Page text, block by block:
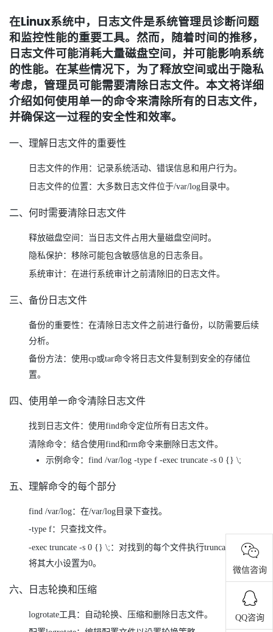
微信咨询
QQ咨询
在Linux系统中，日志文件是系统管理员诊断问题
和监控性能的重要工具。然而，随着时间的推移，
日志文件可能消耗大量磁盘空间，并可能影响系统
的性能。在某些情况下，为了释放空间或出于隐私
考虑，管理员可能需要清除日志文件。本文将详细
介绍如何使用单一的命令来清除所有的日志文件，
并确保这一过程的安全性和效率。
一、理解日志文件的重要性
日志文件的作用：记录系统活动、错误信息和用户行为。
日志文件的位置：大多数日志文件位于/var/log目录中。
二、何时需要清除日志文件
释放磁盘空间：当日志文件占用大量磁盘空间时。
隐私保护：移除可能包含敏感信息的日志条目。
系统审计：在进行系统审计之前清除旧的日志文件。
三、备份日志文件
备份的重要性：在清除日志文件之前进行备份，以防需要后续
分析。
备份方法：使用cp或tar命令将日志文件复制到安全的存储位
置。
四、使用单一命令清除日志文件
找到日志文件：使用find命令定位所有日志文件。
清除命令：结合使用find和rm命令来删除日志文件。
示例命令：find /var/log -type f -exec truncate -s 0 {} \;
五、理解命令的每个部分
find /var/log：在/var/log目录下查找。
-type f：只查找文件。
-exec truncate -s 0 {} \;：对找到的每个文件执行truncate命令，
将其大小设置为0。
六、日志轮换和压缩
logrotate工具：自动轮换、压缩和删除日志文件。